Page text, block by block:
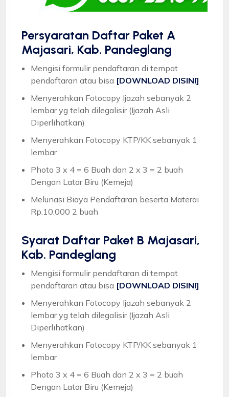
Persyaratan Daftar Paket A
Majasari, Kab. Pandeglang
Mengisi formulir pendaftaran di tempat
pendaftaran atau bisa [DOWNLOAD DISINI]
Menyerahkan Fotocopy Ijazah sebanyak 2
lembar yg telah dilegalisir (Ijazah Asli
Diperlihatkan)
Menyerahkan Fotocopy KTP/KK sebanyak 1
lembar
Photo 3 x 4 = 6 Buah dan 2 x 3 = 2 buah
Dengan Latar Biru (Kemeja)
Melunasi Biaya Pendaftaran beserta Materai
Rp.10.000 2 buah
Syarat Daftar Paket B Majasari,
Kab. Pandeglang
Mengisi formulir pendaftaran di tempat
pendaftaran atau bisa [DOWNLOAD DISINI]
Menyerahkan Fotocopy Ijazah sebanyak 2
lembar yg telah dilegalisir (Ijazah Asli
Diperlihatkan)
Menyerahkan Fotocopy KTP/KK sebanyak 1
lembar
Photo 3 x 4 = 6 Buah dan 2 x 3 = 2 buah
Dengan Latar Biru (Kemeja)